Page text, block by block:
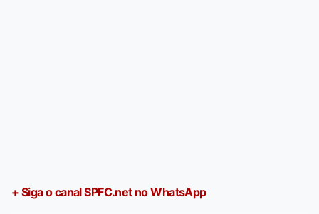
+ Siga o canal SPFC.net no WhatsApp